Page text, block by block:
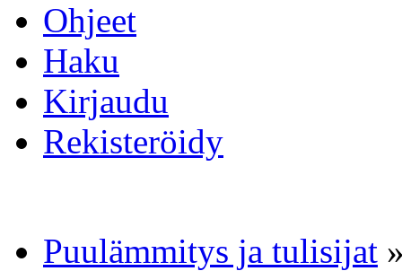
Ohjeet
Haku
Kirjaudu
Rekisteröidy
Puulämmitys ja tulisijat